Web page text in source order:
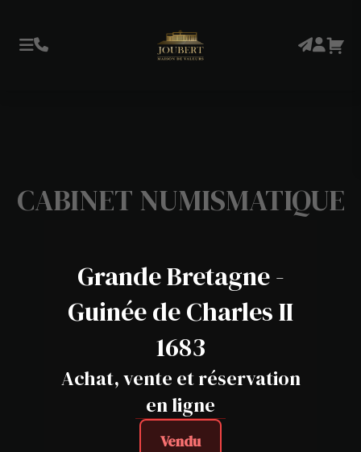
CABINET NUMISMATIQUE
Grande Bretagne -
Guinée de Charles II
1683
Achat, vente et réservation
en ligne
Vendu